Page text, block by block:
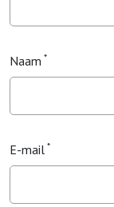
Naam
E-mail